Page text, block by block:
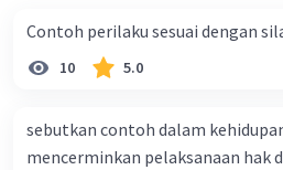
Contoh perilaku sesuai dengan
10 5.0
sebutkan contoh dalam
mencerminkan pelaksanaan hak